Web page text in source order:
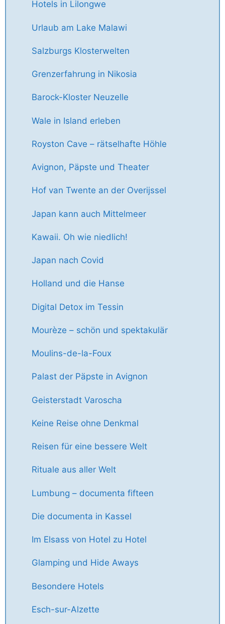
Hotels in Lilongwe
Urlaub am Lake Malawi
Salzburgs Klosterwelten
Grenzerfahrung in Nikosia
Barock-Kloster Neuzelle
Wale in Island erleben
Royston Cave – rätselhafte Höhle
Avignon, Päpste und Theater
Hof van Twente an der Overijssel
Japan kann auch Mittelmeer
Kawaii. Oh wie niedlich!
Japan nach Covid
Holland und die Hanse
Digital Detox im Tessin
Mourèze – schön und spektakulär
Moulins-de-la-Foux
Palast der Päpste in Avignon
Geisterstadt Varoscha
Keine Reise ohne Denkmal
Reisen für eine bessere Welt
Rituale aus aller Welt
Lumbung – documenta fifteen
Die documenta in Kassel
Im Elsass von Hotel zu Hotel
Glamping und Hide Aways
Besondere Hotels
Esch-sur-Alzette